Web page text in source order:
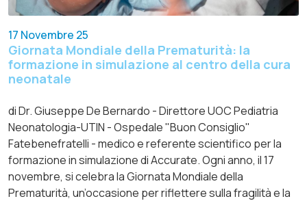
17 Novembre 25
Giornata Mondiale della Prematurità: la
formazione in simulazione al centro della cura
neonatale
di Dr. Giuseppe De Bernardo - Direttore UOC Pediatria
Neonatologia-UTIN - Ospedale "Buon Consiglio"
Fatebenefratelli - medico e referente scientifico per la
formazione in simulazione di Accurate. Ogni anno, il 17
novembre, si celebra la Giornata Mondiale della
Prematurità, un’occasione per riflettere sulla fragilità e la